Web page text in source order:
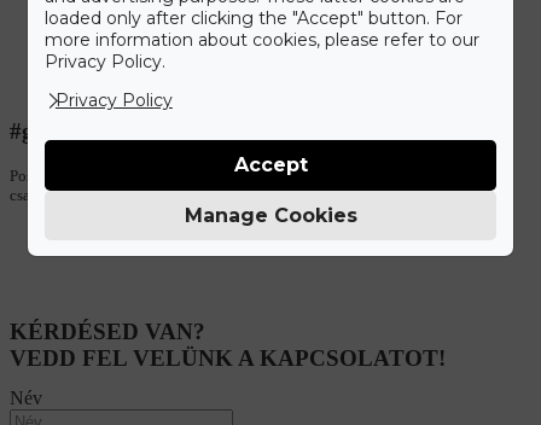
#gyuruneked
Posztolj fotókat mesebeli eljegyzésedről a #gyuruneked hashtaggel, és
csatlakozz oldakunkhoz!
KÉRDÉSED VAN?
VEDD FEL VELÜNK A KAPCSOLATOT!
Név
loaded only after clicking the "Accept" button. For
more information about cookies, please refer to our
Privacy Policy.
Privacy Policy
Manage Cookies
Accept